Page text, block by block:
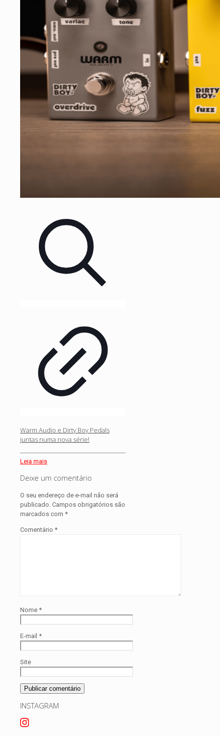
Warm Audio e Dirty Boy Pedals
juntas numa nova série!
Leia mais
Deixe um comentário
O seu endereço de e-mail não será
publicado. Campos obrigatórios são
marcados com *
Comentário *
Nome *
E-mail *
Site
INSTAGRAM